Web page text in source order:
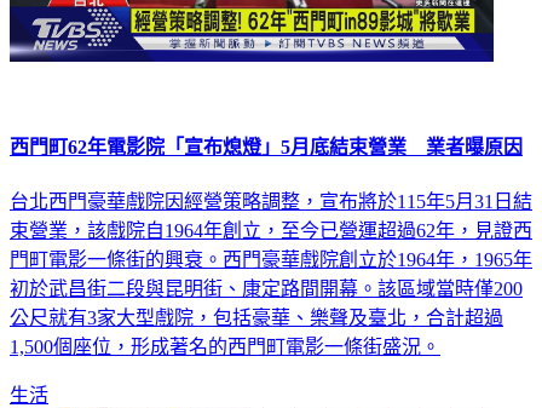
西門町62年電影院「宣布熄燈」5月底結束營業 業者曝原因
台北西門豪華戲院因經營策略調整，宣布將於115年5月31日結
束營業，該戲院自1964年創立，至今已營運超過62年，見證西
門町電影一條街的興衰。西門豪華戲院創立於1964年，1965年
初於武昌街二段與昆明街、康定路間開幕。該區域當時僅200
公尺就有3家大型戲院，包括豪華、樂聲及臺北，合計超過
1,500個座位，形成著名的西門町電影一條街盛況。
生活